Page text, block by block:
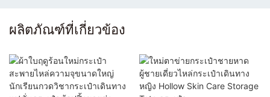
ผลิตภัณฑ์ที่เกี่ยวข้อง